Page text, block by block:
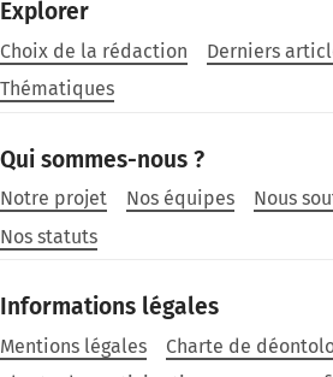
Explorer
Choix de la rédaction Derniers
Thématiques
Qui sommes-nous ?
Notre projet Nos équipes Nous
Nos statuts
Informations légales
Mentions légales
Charte de